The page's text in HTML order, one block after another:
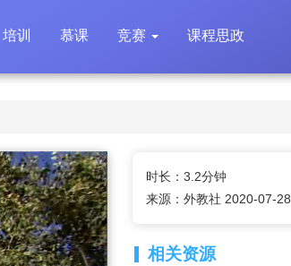
培训 慕课 竞赛 课程思政
时长：3.2分钟
来源：外教社 2020-07-28
相关资源